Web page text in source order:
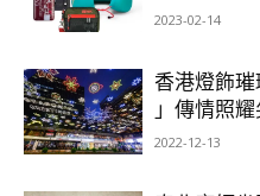
2023-02-14
香港燈飾
」傳情照
2022-12-13